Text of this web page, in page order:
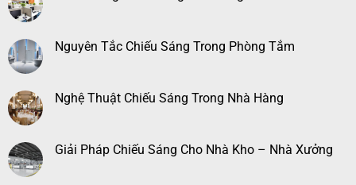
Nguyên Tắc Chiếu Sáng Trong Phòng Tắm
Nghệ Thuật Chiếu Sáng Trong Nhà Hàng
Giải Pháp Chiếu Sáng Cho Nhà Kho – Nhà Xưởng